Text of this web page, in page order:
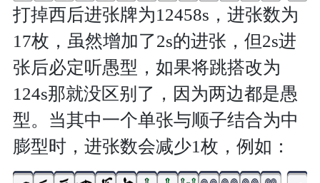
打掉西后进张牌为12458s，进张数为
17枚，虽然增加了2s的进张，但2s进
张后必定听愚型，如果将跳搭改为
124s那就没区别了，因为两边都是愚
型。当其中一个单张与顺子结合为中
膨型时，进张数会减少1枚，例如：